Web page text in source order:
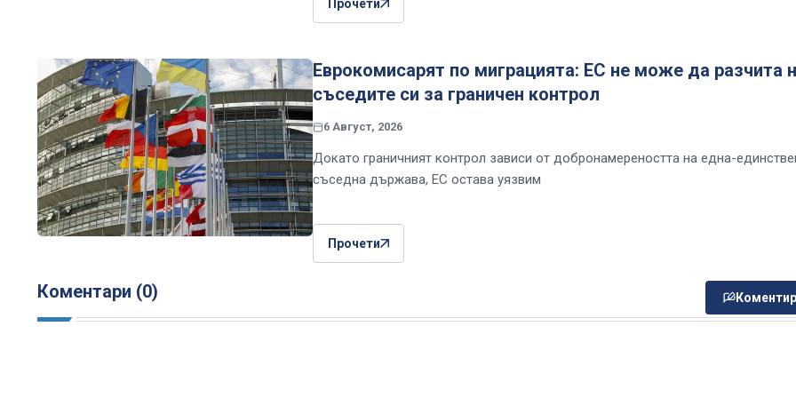
Прочети
Еврокомисарят по миграцията: ЕС не може да разчита
съседите си за граничен контрол
6 Август, 2026
Докато граничният контрол зависи от добронамереността на една-
съседна държава, ЕС остава уязвим
Прочети
Коментари (0)